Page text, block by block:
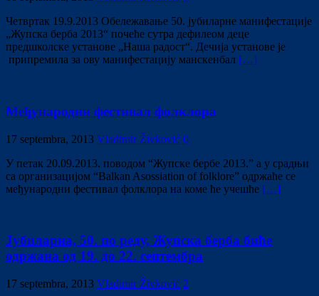
Четвртак 19.9.2013 Обележавање 50. јубиларне манифестације
„Жупска берба 2013“ почеће сутра дефилеом деце
предшколске установе „Наша радост“. Дечија установе је
припремила за ову манифестацију манскенбал […]
Међународни фестивал фолклора
17 septembra, 2013 Vladimir Živković 0
У петак 20.09.2013. поводом “Жупске бербе 2013.” а у срадњи
са организацијом “Balkan Asossiation of folklore” одржаће се
међународни фестивал фолклора на коме ће учешће […]
Јубиларна, 50. по реду, Жупска берба биће
одржана од 19. до 22. септембра
17 septembra, 2013 Vladimir Živković 2